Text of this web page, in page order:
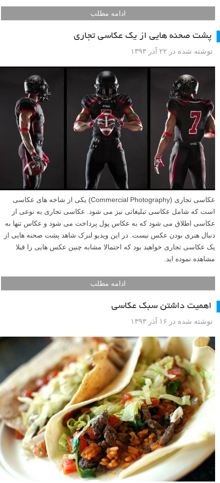
ادامه مطلب
پشت صحنه هایی از یک عکاسی تجاری
نوشته شده در ۲۲ آذر ۱۳۹۳
عکاسی تجاری (Commercial Photography) یکی از شاخه های عکاسی
است که شامل عکاسی تبلیغاتی نیز می شود. عکاسی تجاری به نوعی از
عکاسی اطلاق می شود که به عکاس پول پرداخت می شود و عکاس تنها به
دنبال هنری بودن عکس نیست. در این ویدیو لنزک شاهد پشت صحنه هایی از
یک عکاسی تجاری خواهید بود که احتمالا مشابه چنین عکس هایی را قبلا
مشاهده نموده اید.
ادامه مطلب
اهمیت داشتن سبک عکاسی
نوشته شده در ۱۶ آذر ۱۳۹۳